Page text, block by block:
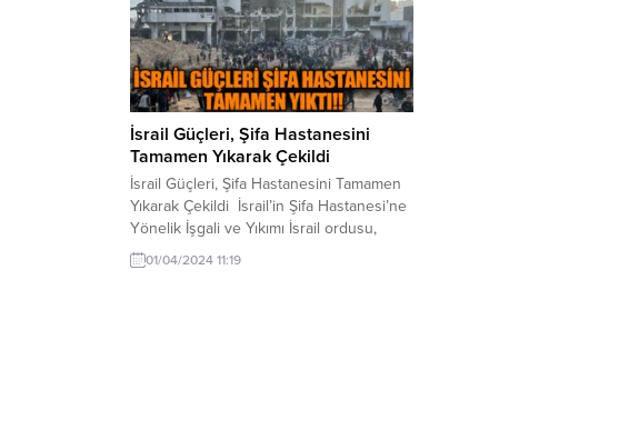
İsrail Güçleri, Şifa Hastanesini
Tamamen Yıkarak Çekildi
İsrail Güçleri, Şifa Hastanesini Tamamen
Yıkarak Çekildi İsrail’in Şifa Hastanesi’ne
Yönelik İşgali ve Yıkımı İsrail ordusu,
Gazze Şeridi’nin en büyük sağlık
kompleksi olan Şifa Hastanesi’ni işgal
01/04/2024 11:19